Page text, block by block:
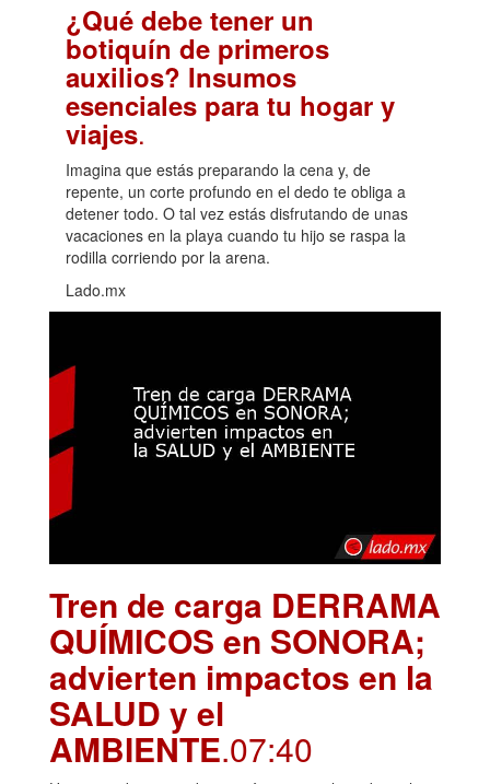
¿Qué debe tener un
botiquín de primeros
auxilios? Insumos
esenciales para tu hogar y
viajes.
Imagina que estás preparando la cena y, de
repente, un corte profundo en el dedo te obliga a
detener todo. O tal vez estás disfrutando de unas
vacaciones en la playa cuando tu hijo se raspa la
rodilla corriendo por la arena.
Lado.mx
Tren de carga DERRAMA
QUÍMICOS en SONORA;
advierten impactos en la
SALUD y el
AMBIENTE.07:40